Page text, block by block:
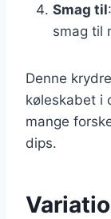
Smag til
smag til
Denne
køleskabet i
mange
dips.